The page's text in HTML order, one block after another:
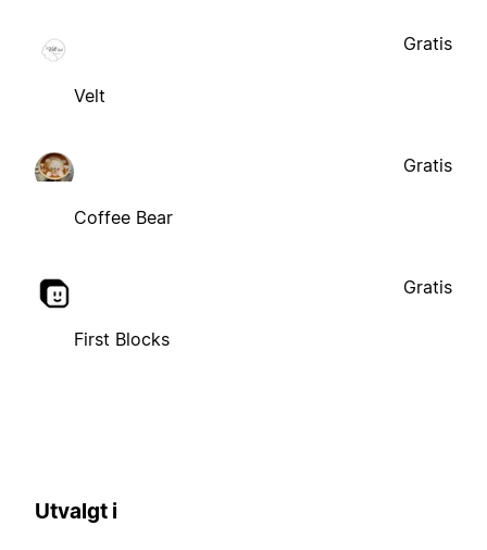
Velt
Gratis
Coffee Bear
Gratis
First Blocks
Gratis
Utvalgt i